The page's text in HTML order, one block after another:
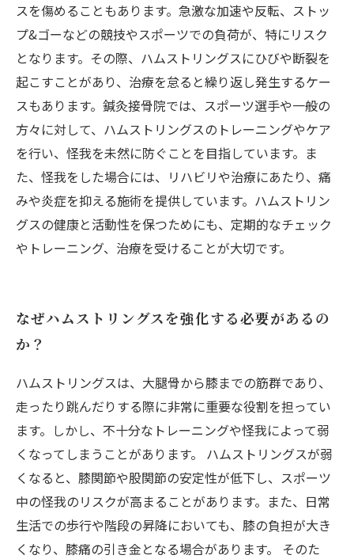
スを傷めることもあります。急激な加速や反転、ストッ
プ&ゴーなどの競技やスポーツでの負荷が、特にリスク
となります。その際、ハムストリングスにひびや断裂を
起こすことがあり、治療を怠ると繰り返し発生するケー
スもあります。鍼灸接骨院では、スポーツ選手や一般の
方々に対して、ハムストリングスのトレーニングやケア
を行い、怪我を未然に防ぐことを目指しています。ま
た、怪我をした場合には、リハビリや治療にあたり、痛
みや炎症を抑える施術を提供しています。ハムストリン
グスの健康と活動性を保つためにも、定期的なチェック
やトレーニング、治療を受けることが大切です。
なぜハムストリングスを強化する必要があるの
か？
ハムストリングスは、大腿骨から膝までの筋群であり、
走ったり跳んだりする際に非常に重要な役割を担ってい
ます。しかし、不十分なトレーニングや怪我によって弱
くなってしまうことがあります。 ハムストリングスが弱
くなると、膝関節や股関節の安定性が低下し、スポーツ
中の怪我のリスクが高まることがあります。また、日常
生活での歩行や階段の昇降においても、膝の負担が大き
くなり、膝痛の引き金となる場合があります。 そのた